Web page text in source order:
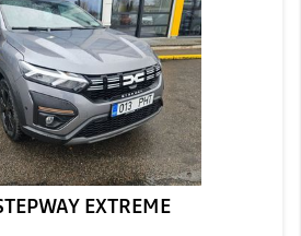
EXTREME